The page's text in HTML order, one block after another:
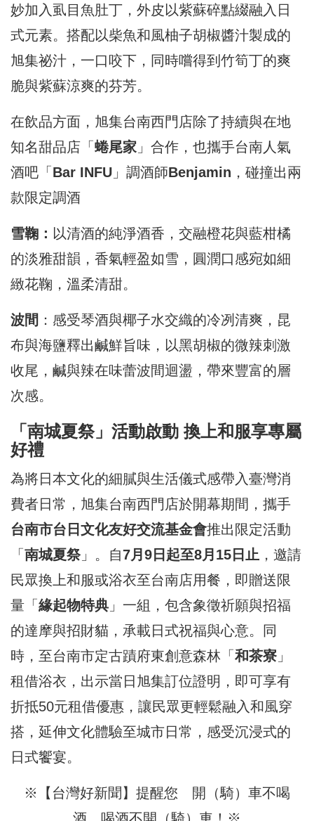
妙加入虱目魚肚丁，外皮以紫蘇碎點綴融入日
式元素。搭配以柴魚和風柚子胡椒醬汁製成的
旭集祕汁，一口咬下，同時嚐得到竹筍丁的爽
脆與紫蘇涼爽的芬芳。
在飲品方面，旭集台南西門店除了持續與在地
知名甜品店「蜷尾家 」合作，也攜手台南人氣
酒吧「Bar INFU 」調酒師Benjamin ，碰撞出兩
款限定調酒
雪鞠： 以清酒的純淨酒香，交融橙花與藍柑橘
的淡雅甜韻，香氣輕盈如雪，圓潤口感宛如細
緻花鞠，溫柔清甜。
波間 ：感受琴酒與椰子水交織的冷冽清爽，昆
布與海鹽釋出鹹鮮旨味，以黑胡椒的微辣刺激
收尾，鹹與辣在味蕾波間迴盪，帶來豐富的層
次感。
「南城夏祭」活動啟動 換上和服享專屬
好禮
為將日本文化的細膩與生活儀式感帶入臺灣消
費者日常，旭集台南西門店於開幕期間，攜手
台南市台日文化友好交流基金會推出限定活動
「南城夏祭」。自7月9日起至8月15日止 ，邀請
民眾換上和服或浴衣至台南店用餐，即贈送限
量「緣起物特典 」一組，包含象徵祈願與招福
的達摩與招財貓，承載日式祝福與心意。同
時，至台南市定古蹟府東創意森林「和茶寮 」
租借浴衣，出示當日旭集訂位證明，即可享有
折抵50元租借優惠，讓民眾更輕鬆融入和風穿
搭，延伸文化體驗至城市日常，感受沉浸式的
日式饗宴。
※【台灣好新聞】提醒您 開（騎）車不喝